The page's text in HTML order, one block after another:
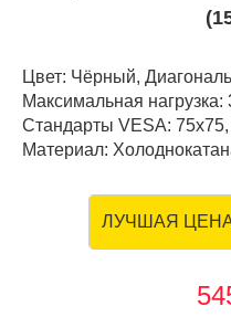
Цвет: Чёрный,
Максимальная
Стандарты VESA:
Материал:
ЛУЧШАЯ